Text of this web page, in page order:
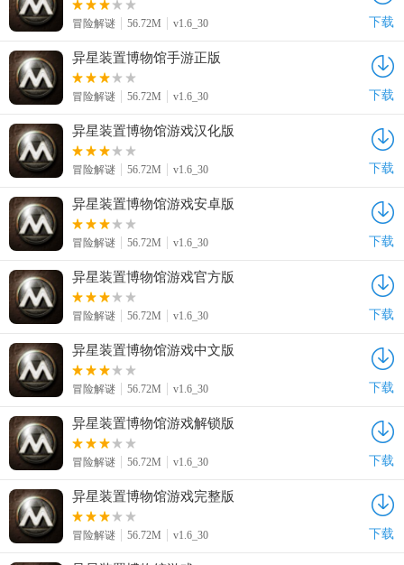
冒险解谜 56.72M v1.6_30 下载
异星装置博物馆手游正版
冒险解谜 56.72M v1.6_30 下载
异星装置博物馆游戏汉化版
冒险解谜 56.72M v1.6_30 下载
异星装置博物馆游戏安卓版
冒险解谜 56.72M v1.6_30 下载
异星装置博物馆游戏官方版
冒险解谜 56.72M v1.6_30 下载
异星装置博物馆游戏中文版
冒险解谜 56.72M v1.6_30 下载
异星装置博物馆游戏解锁版
冒险解谜 56.72M v1.6_30 下载
异星装置博物馆游戏完整版
冒险解谜 56.72M v1.6_30 下载